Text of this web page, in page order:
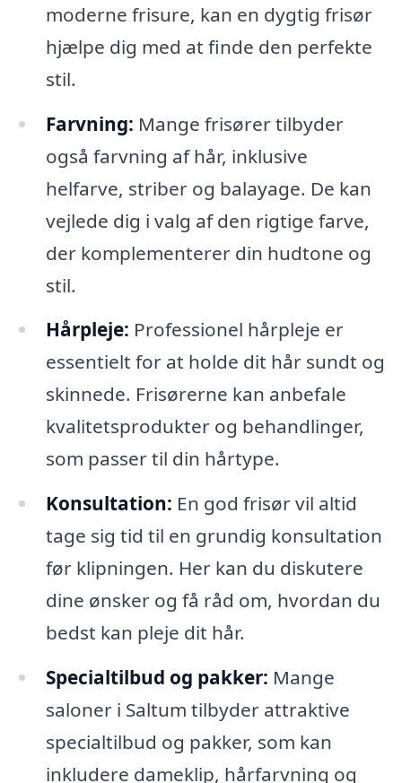
moderne frisure, kan en dygtig frisør
hjælpe dig med at finde den perfekte
stil.
Farvning: Mange frisører tilbyder
også farvning af hår, inklusive
helfarve, striber og balayage. De kan
vejlede dig i valg af den rigtige farve,
der komplementerer din hudtone og
stil.
Hårpleje: Professionel hårpleje er
essentielt for at holde dit hår sundt og
skinnede. Frisørerne kan anbefale
kvalitetsprodukter og behandlinger,
som passer til din hårtype.
Konsultation: En god frisør vil altid
tage sig tid til en grundig konsultation
før klipningen. Her kan du diskutere
dine ønsker og få råd om, hvordan du
bedst kan pleje dit hår.
Specialtilbud og pakker: Mange
saloner i Saltum tilbyder attraktive
specialtilbud og pakker, som kan
inkludere dameklip, hårfarvning og